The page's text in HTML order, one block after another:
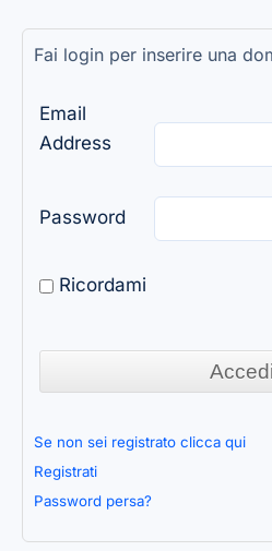
Fai login per inserire una
Email
Address
Password
Ricordami
Se non sei registrato clicca qui
Registrati
Password persa?